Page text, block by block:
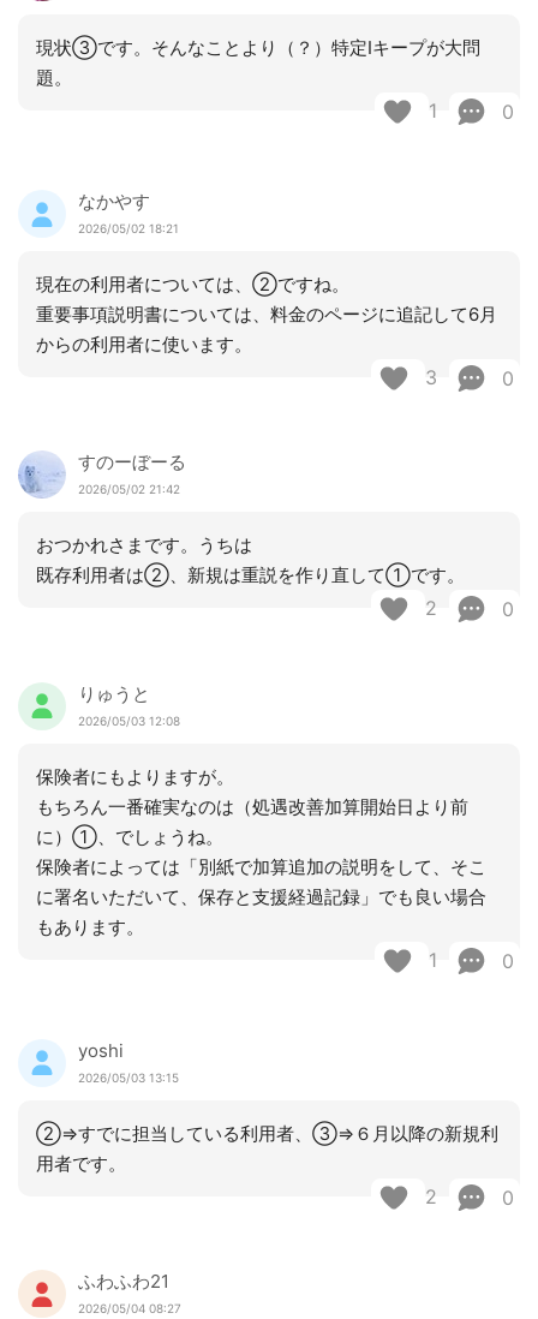
現状③です。そんなことより（？）特定Ⅰキープが大問
題。
1 0
なかやす
2026/05/02 18:21
現在の利用者については、②ですね。
重要事項説明書については、料金のページに追記して6月
からの利用者に使います。
3 0
すのーぼーる
2026/05/02 21:42
おつかれさまです。うちは
既存利用者は②、新規は重説を作り直して①です。
2 0
りゅうと
2026/05/03 12:08
保険者にもよりますが。
もちろん一番確実なのは（処遇改善加算開始日より前
に）①、でしょうね。
保険者によっては「別紙で加算追加の説明をして、そこ
に署名いただいて、保存と支援経過記録」でも良い場合
もあります。
1 0
yoshi
2026/05/03 13:15
②⇒すでに担当している利用者、③⇒６月以降の新規利
用者です。
2 0
ふわふわ21
2026/05/04 08:27